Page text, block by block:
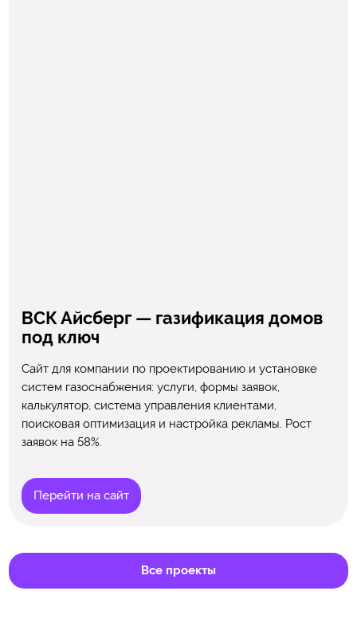
ВСК Айсберг — газификация домов
под ключ
Сайт для компании по проектированию и установке
систем газоснабжения: услуги, формы заявок,
калькулятор, система управления клиентами,
поисковая оптимизация и настройка рекламы. Рост
заявок на 58%.
Перейти на сайт
Все проекты